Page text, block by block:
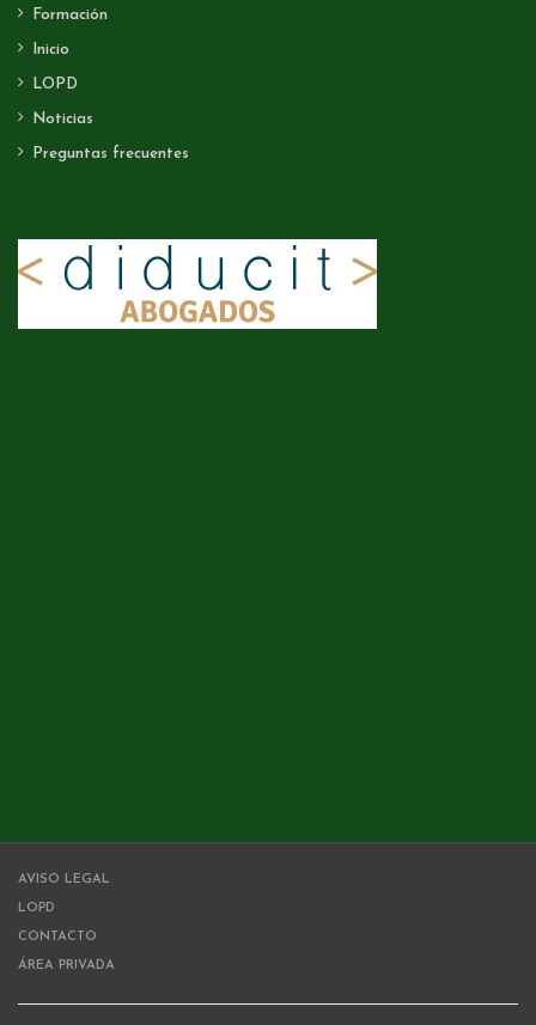
Formación
Inicio
LOPD
Noticias
Preguntas frecuentes
AVISO LEGAL
LOPD
CONTACTO
ÁREA PRIVADA